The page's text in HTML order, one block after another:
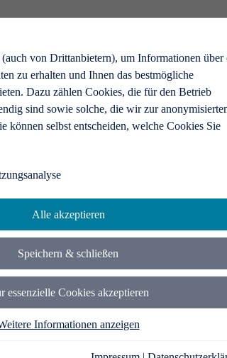
von Drittanbietern), um Informationen über
zu erhalten und Ihnen das bestmögliche
Dazu zählen Cookies, die für den Betrieb
sind sowie solche, die wir zur
können selbst entscheiden, welche Cookies Sie
Alle akzeptieren
Speichern & schließen
essenzielle Cookies akzeptieren
Informationen anzeigen